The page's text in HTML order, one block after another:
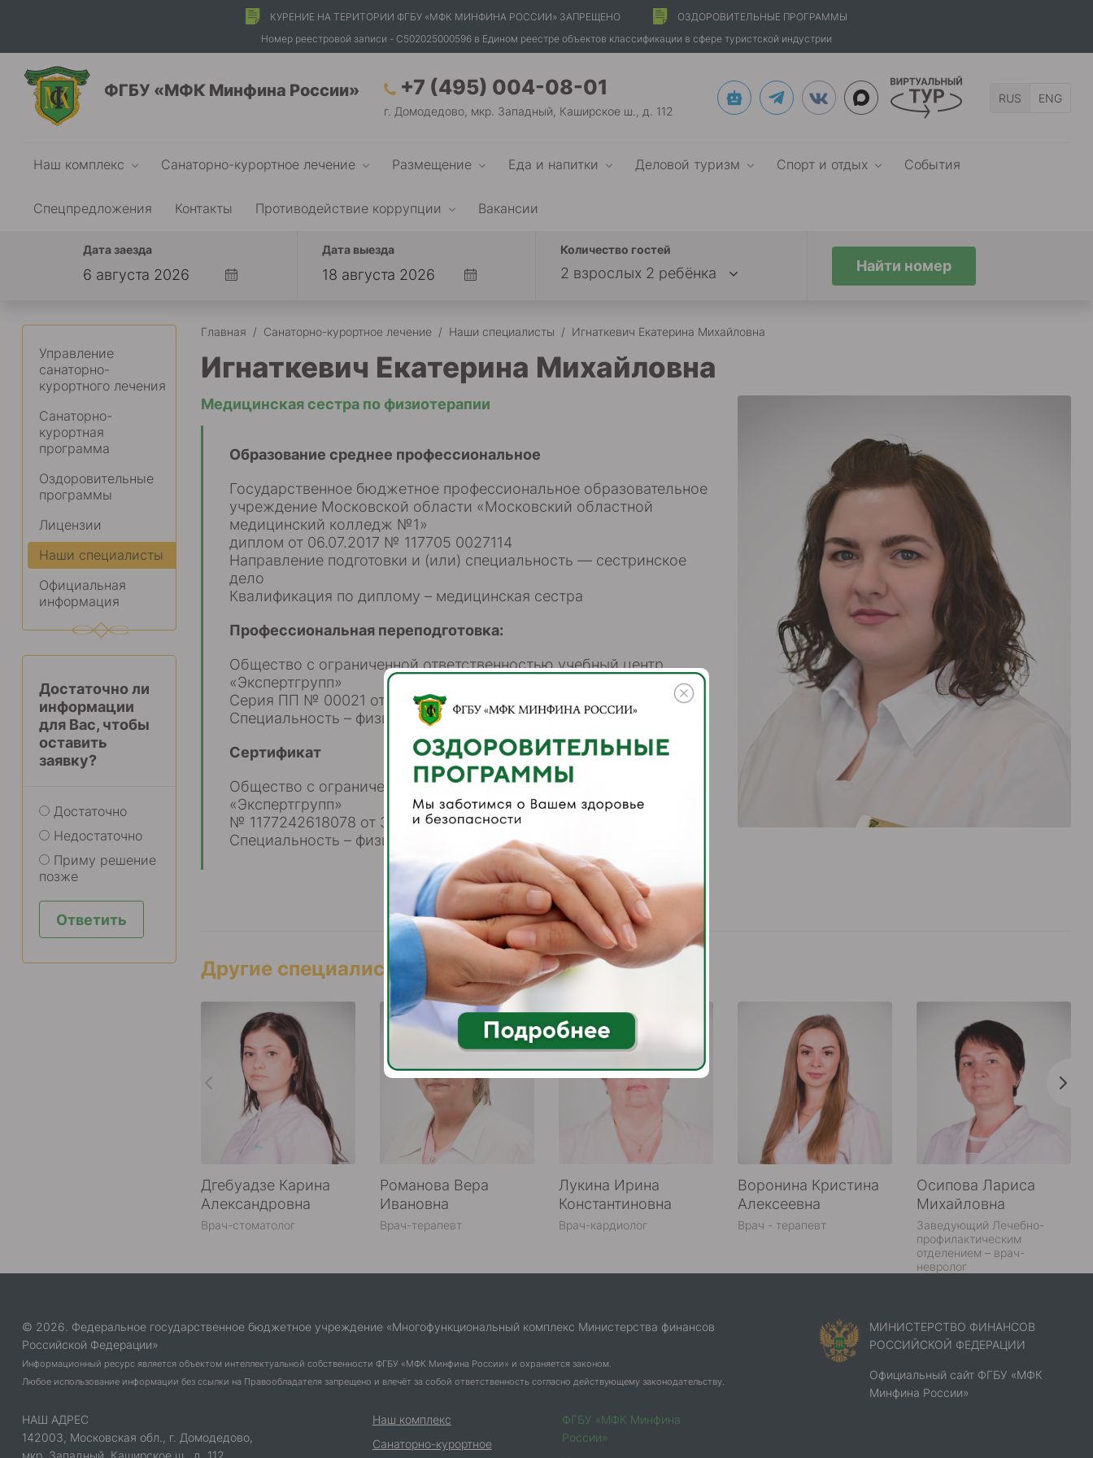
КУРЕНИЕ НА ТЕРИТОРИИ ФГБУ «МФК МИНФИНА РОССИИ» ЗАПРЕЩЕНО
ОЗДОРОВИТЕЛЬНЫЕ ПРОГРАММЫ
Номер реестровой записи - С502025000596 в Едином реестре объектов классификации в сфере туристской индустрии
ФГБУ «МФК Минфина России» +7 (495) 004-08-01
г. Домодедово, мкр. Западный, Каширское ш., д. 112
RUS ENG
Наш комплекс Санаторно-курортное лечение Размещение Еда и напитки Деловой туризм Спорт и отдых События
Спецпредложения Контакты Противодействие коррупции Вакансии
Дата заезда Дата выезда Количество гостей
2 взрослых 2 ребёнка Найти номер
Управление
санаторно-
курортного лечения
Санаторно-
курортная
программа
Оздоровительные
программы
Лицензии
Наши специалисты
Официальная
информация
Достаточно ли
информации
для Вас, чтобы
оставить
заявку?
Достаточно
Недостаточно
Приму решение
позже
Ответить
Главная / Санаторно-курортное лечение / Наши специалисты / Игнаткевич Екатерина Михайловна
Игнаткевич Екатерина Михайловна
Медицинская сестра по физиотерапии
Образование среднее профессиональное
Государственное бюджетное профессиональное образовательное
учреждение Московской области «Московский областной
медицинский колледж №1»
диплом от 06.07.2017 № 117705 0027114
Направление подготовки и (или) специальность — сестринское
дело
Квалификация по диплому – медицинская сестра
Профессиональная переподготовка:
Общество с ограниченной ответственностью учебный центр
«Экспертгрупп»
Серия ПП № 00021 от 30.12.2020
Специальность – физиотерапия
Сертификат
Общество с ограниченной ответственностью учебный центр
«Экспертгрупп»
№ 1177242618078 от 30.12.2020
Специальность – физиотерапия
Другие специалисты
Дгебуадзе Карина
Александровна
Врач-стоматолог
Романова Вера
Ивановна
Врач-терапевт
Лукина Ирина
Константиновна
Врач-кардиолог
Воронина Кристина
Алексеевна
Врач - терапевт
Осипова Лариса
Михайловна
Заведующий Лечебно-
профилактическим
отделением – врач-
невролог
© 2026. Федеральное государственное бюджетное учреждение «Многофункциональный комплекс Министерства финансов
Российской Федерации»
Информационный ресурс является объектом интеллектуальной собственности ФГБУ «МФК Минфина России» и охраняется законом.
Любое использование информации без ссылки на Правообладателя запрещено и влечёт за собой ответственность согласно действующему законодательству.
НАШ АДРЕС
142003, Московская обл., г. Домодедово,
мкр. Западный, Каширское ш., д. 112
Наш комплекс
Санаторно-курортное
ФГБУ «МФК Минфина
России»
МИНИСТЕРСТВО ФИНАНСОВ
РОССИЙСКОЙ ФЕДЕРАЦИИ
Официальный сайт ФГБУ «МФК
Минфина России»